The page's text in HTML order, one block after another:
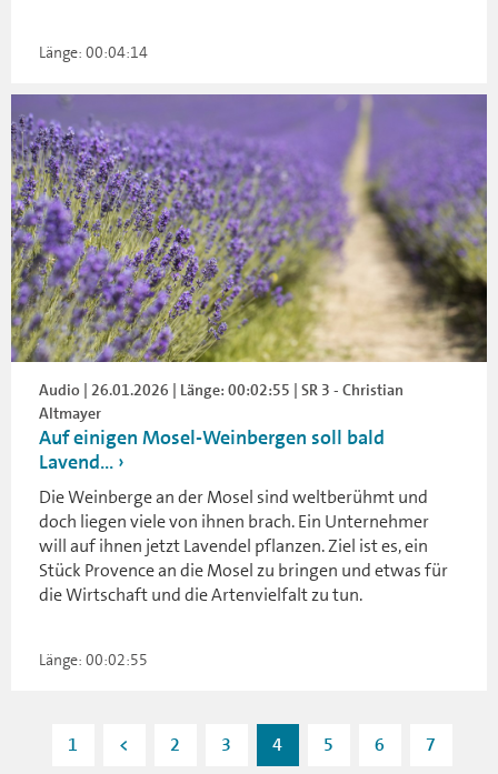
Länge: 00:04:14
Audio | 26.01.2026 | Länge: 00:02:55 | SR 3 - Christian
Altmayer
Auf einigen Mosel-Weinbergen soll bald
Lavend...
Die Weinberge an der Mosel sind weltberühmt und
doch liegen viele von ihnen brach. Ein Unternehmer
will auf ihnen jetzt Lavendel pflanzen. Ziel ist es, ein
Stück Provence an die Mosel zu bringen und etwas für
die Wirtschaft und die Artenvielfalt zu tun.
Länge: 00:02:55
1 < 2 3 4 5 6 7